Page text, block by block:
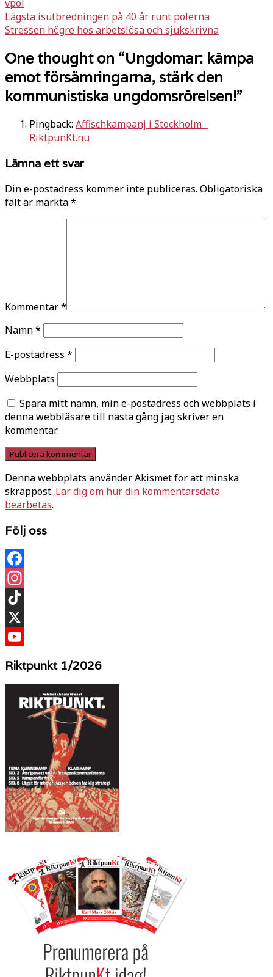
vpol
Inläggsnavigering
Lägsta isutbredningen på 40 år runt polerna
Stressen högre hos arbetslösa och sjukskrivna
One thought on “Ungdomar: kämpa
emot försämringarna, stärk den
kommunistiska ungdomsrörelsen!”
Pingback: Affischkampanj i Stockholm -
RiktpunKt.nu
Lämna ett svar
Din e-postadress kommer inte publiceras. Obligatoriska
fält är märkta*
Kommentar*
Namn*
E-postadress *
Webbplats
Spara mitt namn, min e-postadress och webbplats i
denna webbläsare till nästa gång jag skriver en
kommentar.
Denna webbplats använder Akismet för att minska
skräppost. Lär dig om hur din kommentarsdata
bearbetas.
Följ oss
Facebook
Instagram
TikTok
X
Riktpunkt 1/2026